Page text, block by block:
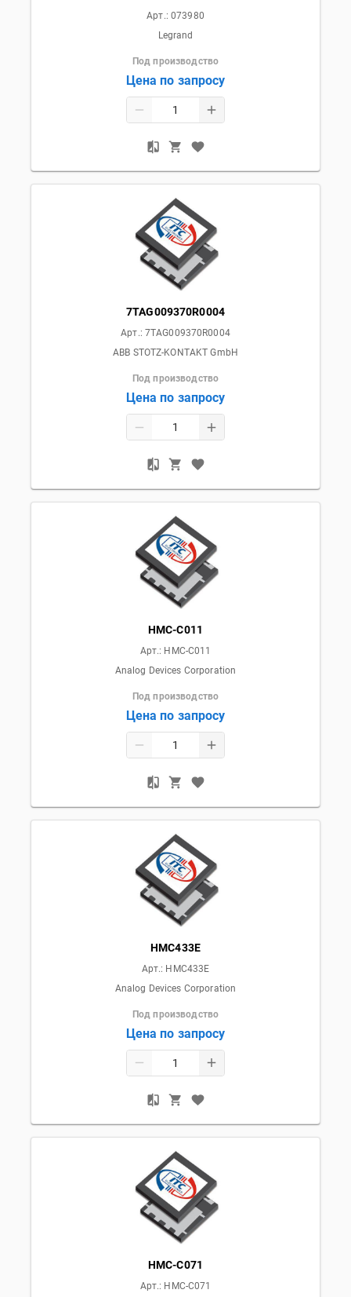
Арт.: 073980
Legrand
Под производство
Цена по запросу
7TAG009370R0004
Арт.: 7TAG009370R0004
ABB STOTZ-KONTAKT GmbH
Под производство
Цена по запросу
HMC-C011
Арт.: HMC-C011
Analog Devices Corporation
Под производство
Цена по запросу
HMC433E
Арт.: HMC433E
Analog Devices Corporation
Под производство
Цена по запросу
HMC-C071
Арт.: HMC-C071